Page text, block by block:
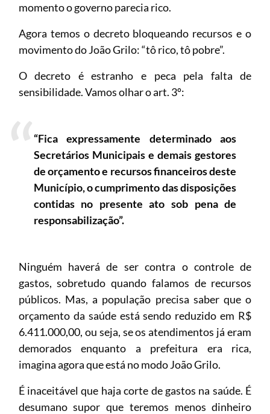
momento o governo parecia rico.
Agora temos o decreto bloqueando recursos e o
movimento do João Grilo: “tô rico, tô pobre”.
O decreto é estranho e peca pela falta de
sensibilidade. Vamos olhar o art. 3º:
“Fica expressamente determinado aos
Secretários Municipais e demais gestores
de orçamento e recursos financeiros deste
Município, o cumprimento das disposições
contidas no presente ato sob pena de
responsabilização”.
Ninguém haverá de ser contra o controle de
gastos, sobretudo quando falamos de recursos
públicos. Mas, a população precisa saber que o
orçamento da saúde está sendo reduzido em R$
6.411.000,00, ou seja, se os atendimentos já eram
demorados enquanto a prefeitura era rica,
imagina agora que está no modo João Grilo.
É inaceitável que haja corte de gastos na saúde. É
desumano supor que teremos menos dinheiro